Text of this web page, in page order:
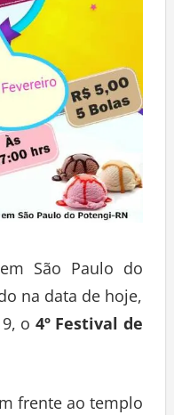
São Paulo do
na data de hoje,
o 4º Festival de
frente ao templo